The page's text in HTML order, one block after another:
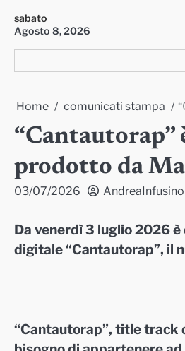
content
sabato
Agosto 8, 2026
Home comunicati stampa
prodotto da
03/07/2026 AndreaInfusino
Da venerdì 3 luglio 2026
digitale “Cantautorap”, il
“Cantautorap”, title track